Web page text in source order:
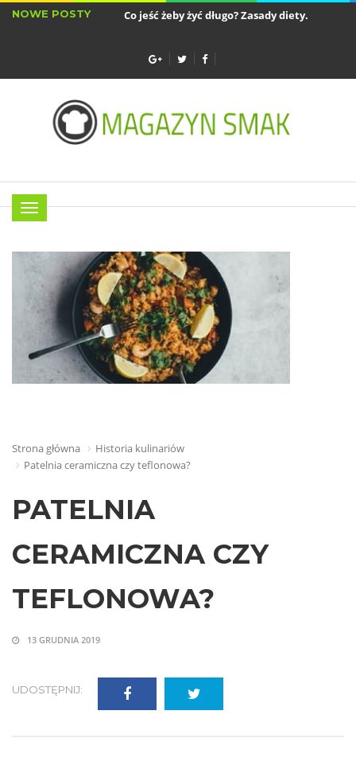
NOWE POSTY Co jeść żeby żyć długo? Zasady diety...
Menu
Strona główna
Historia kulinariów
Patelnia ceramiczna czy teflonowa?
PATELNIA
CERAMICZNA CZY
TEFLONOWA?
13 GRUDNIA 2019
UDOSTĘPNIJ: